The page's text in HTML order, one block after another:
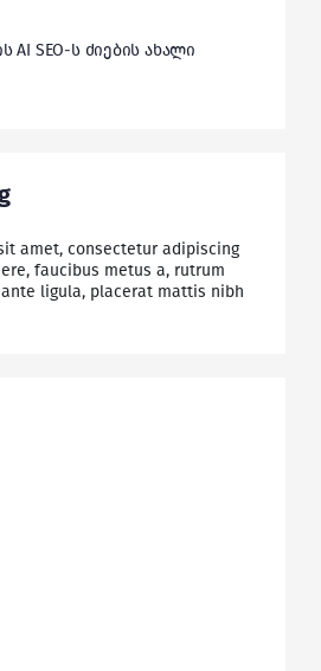
SEO-ს ძიების ახალი
amet, consectetur adipiscing
faucibus metus a, rutrum
ligula, placerat mattis nibh